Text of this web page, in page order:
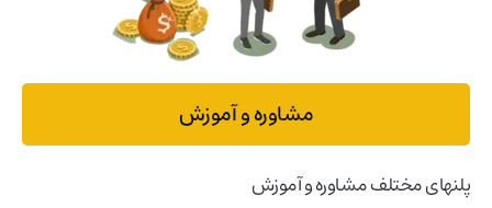
مشاوره و آموزش
پلنهای مختلف مشاوره و آموزش